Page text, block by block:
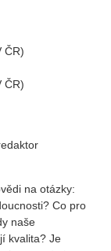
ČR)
ČR)
na otázky:
Co pro
naše
kvalita? Je